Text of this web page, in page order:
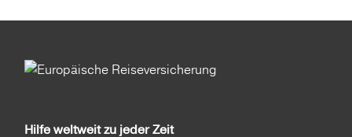
Hilfe weltweit zu jeder Zeit